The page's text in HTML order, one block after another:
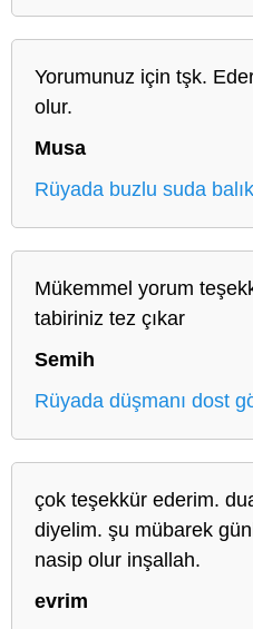
Yorumunuz için tşk.
olur.
Musa
Rüyada buzlu suda
Mükemmel yorum
tabiriniz tez çıkar
Semih
Rüyada düşmanı dost
çok teşekkür ederim.
diyelim. şu mübarek
nasip olur inşallah.
evrim